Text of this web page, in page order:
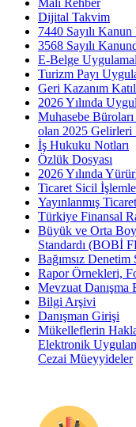
Dijital Takvim
7440 Sayılı
3568 Sayılı
E-Belge
Turizm Payı
Geri Kazanım
2026 Yılında
Muhasebe
olan 2025 Gelirleri
İş Hukuku Notları
Özlük Dosyası
2026 Yılında
Ticaret Sicil
Yayınlanmış
Türkiye Finansal
Büyük ve Orta
Standardı (BOBİ
Bağımsız Denetim
Rapor Örnekleri,
Mevzuat Danışma
Bilgi Arşivi
Danışman Girişi
Mükelleflerin
Elektronik
Cezai Müeyyideler